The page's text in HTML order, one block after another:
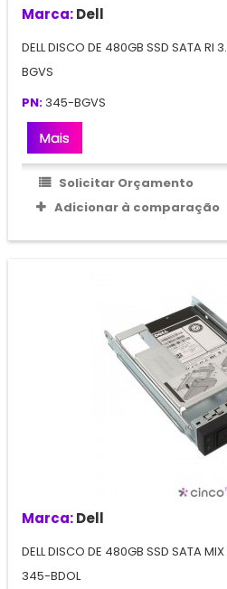
Marca:Dell
DELL DISCO DE 480GB SSD SATA
BGVS
PN: 345-BGVS
Mais
Solicitar Orçamento
Adicionar à comparação
Marca:Dell
DELL DISCO DE 480GB SSD SATA
345-BDOL